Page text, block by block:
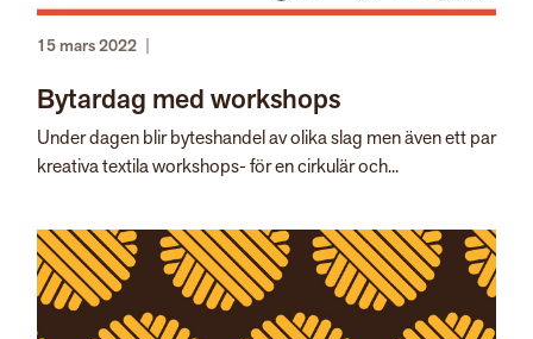
15 mars 2022
Bytardag med workshops
Under dagen blir byteshandel av olika slag men även ett par
kreativa textila workshops- för en cirkulär och...